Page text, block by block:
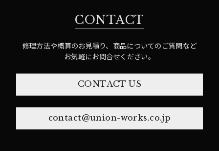
CONTACT
修理方法や概算のお見積り、商品についてのご質問など
お気軽にお問合せください。
CONTACT US
contact@union-works.co.jp